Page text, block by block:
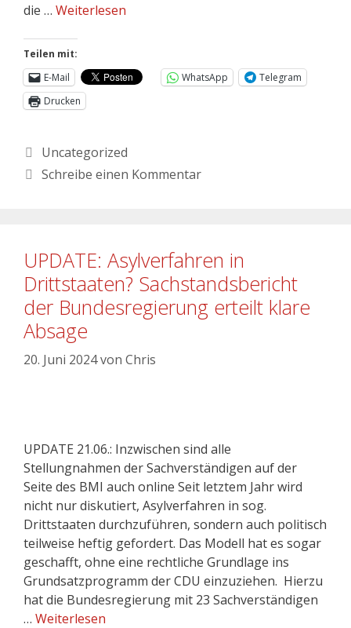
die … Weiterlesen
Teilen mit:
E-Mail
WhatsApp
Telegram
Drucken
Uncategorized
Schreibe einen Kommentar
UPDATE: Asylverfahren in
Drittstaaten? Sachstandsbericht
der Bundesregierung erteilt klare
Absage
20. Juni 2024von Chris
UPDATE 21.06.: Inzwischen sind alle
Stellungnahmen der Sachverständigen auf der
Seite des BMI auch online Seit letztem Jahr wird
nicht nur diskutiert, Asylverfahren in sog.
Drittstaaten durchzuführen, sondern auch politisch
teilweise heftig gefordert. Das Modell hat es sogar
geschafft, ohne eine rechtliche Grundlage ins
Grundsatzprogramm der CDU einzuziehen. Hierzu
hat die Bundesregierung mit 23 Sachverständigen
… Weiterlesen